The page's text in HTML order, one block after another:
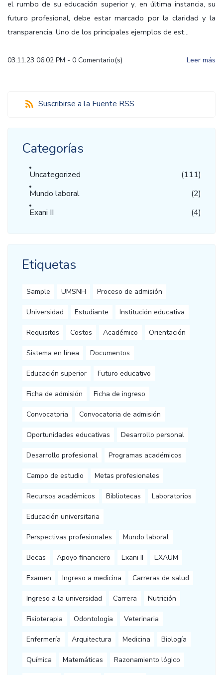
el rumbo de su educación superior y, en última instancia, su
futuro profesional, debe estar marcado por la claridad y la
transparencia. Uno de los principales ejemplos de est...
03.11.23 06:02 PM - 0 Comentario(s) Leer más
Suscribirse a la Fuente RSS
Categorías
Uncategorized
(111)
Mundo laboral
(2)
Exani II
(4)
Etiquetas
Sample UMSNH Proceso de admisión
Universidad Estudiante Institución educativa
Requisitos Costos Académico Orientación
Sistema en línea Documentos
Educación superior Futuro educativo
Ficha de admisión Ficha de ingreso
Convocatoria Convocatoria de admisión
Oportunidades educativas Desarrollo personal
Desarrollo profesional Programas académicos
Campo de estudio Metas profesionales
Recursos académicos Bibliotecas Laboratorios
Educación universitaria
Perspectivas profesionales Mundo laboral
Becas Apoyo financiero Exani II EXAUM
Examen Ingreso a medicina Carreras de salud
Ingreso a la universidad Carrera Nutrición
Fisioterapia Odontología Veterinaria
Enfermería Arquitectura Medicina Biología
Química Matemáticas Razonamiento lógico